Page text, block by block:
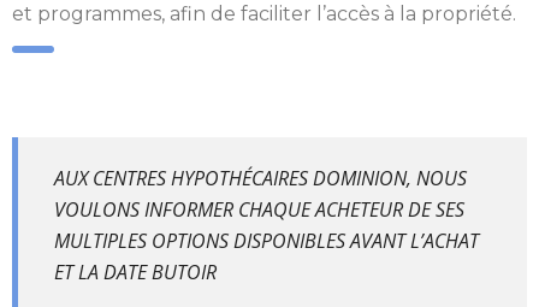
et programmes, afin de faciliter l’accès à la propriété.
AUX CENTRES HYPOTHÉCAIRES DOMINION, NOUS
VOULONS INFORMER CHAQUE ACHETEUR DE SES
MULTIPLES OPTIONS DISPONIBLES AVANT L’ACHAT
ET LA DATE BUTOIR